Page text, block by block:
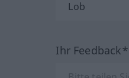
Ihr Feedback*